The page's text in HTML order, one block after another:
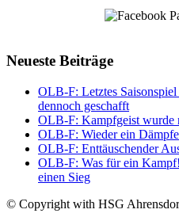
Neueste Beiträge
OLB-F: Letztes
dennoch geschafft
OLB-F: Kampfgeist wurde
OLB-F: Wieder ein
OLB-F: Enttäuschender
OLB-F: Was für ein
einen Sieg
© Copyright with HSG